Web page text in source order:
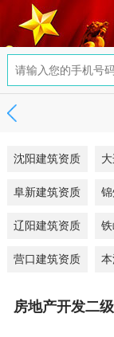
沈阳建筑资质
阜新建筑资质
辽阳建筑资质
营口建筑资质
房地产开发二